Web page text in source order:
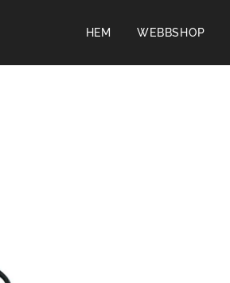
HEM WEBBSHOP